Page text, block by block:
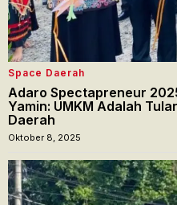
Space Daerah
Adaro Spectapreneur
Yamin: UMKM Adalah
Daerah
Oktober 8, 2025